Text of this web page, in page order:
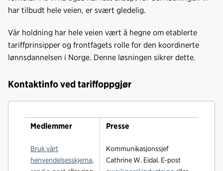
har tilbudt hele veien, er svært gledelig.
Vår holdning har hele veien vært å hegne om etablerte
tariffprinsipper og frontfagets rolle for den koordinerte
lønnsdannelsen i Norge. Denne løsningen sikrer dette.
Kontaktinfo ved tariffoppgjør
Medlemmer
Bruk vårt
henvendelsesskjema,
Presse
Kommunikasjonssjef
Cathrine W. Eidal. E-post